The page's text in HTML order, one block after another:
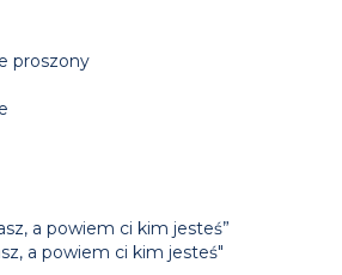
proszony
a powiem ci kim jesteś”
a powiem ci kim jesteś"